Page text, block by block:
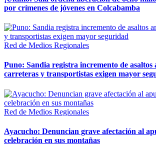
por crímenes de jóvenes en Colcabamba
Red de Medios Regionales
Puno: Sandia registra incremento de asaltos
carreteras y transportistas exigen mayor
Red de Medios Regionales
Ayacucho: Denuncian grave afectación al
celebración en sus montañas